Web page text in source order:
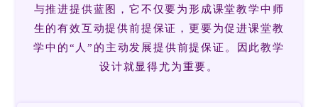
与推进提供蓝图，它不仅要为形成课堂教学中师
生的有效互动提供前提保证，更要为促进课堂教
学中的“人”的主动发展提供前提保证。因此教学
设计就显得尤为重要。